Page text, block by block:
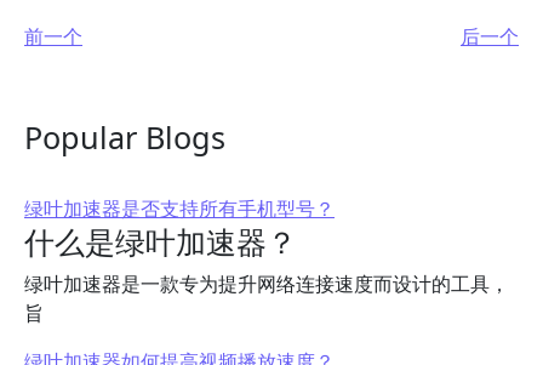
前一个
后一个
Popular Blogs
绿叶加速器是否支持所有手机型号？
什么是绿叶加速器？
绿叶加速器是一款专为提升网络连接速度而设计的工具，
旨